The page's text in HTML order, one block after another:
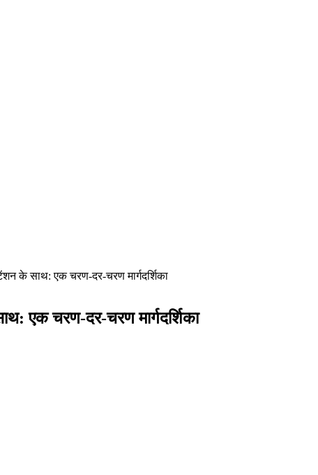
के साथ: एक चरण-दर-चरण मार्गदर्शिका
एक चरण-दर-चरण मार्गदर्शिका